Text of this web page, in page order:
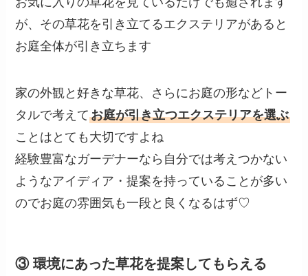
が、その草花を引き立てるエクステリアがあると
お庭全体が引き立ちます
家の外観と好きな草花、さらにお庭の形などトー
タルで考えてお庭が引き立つエクステリアを選ぶ
ことはとても大切ですよね
経験豊富なガーデナーなら自分では考えつかない
ようなアイディア・提案を持っていることが多い
のでお庭の雰囲気も一段と良くなるはず♡
③ 環境にあった草花を提案してもらえる